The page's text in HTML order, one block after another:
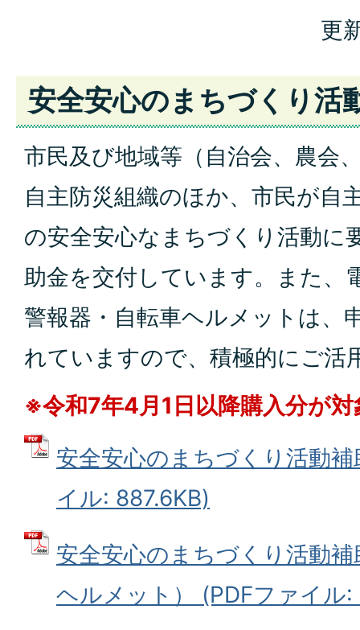
更
安全安心のまちづくり活
市民及び地域等（自治会、農会
自主防災組織のほか、市民が自
の安全安心なまちづくり活動に
助金を交付しています。また、
警報器・自転車ヘルメットは、
れていますので、積極的にご活
※令和7年4月1日以降購入分が
安全安心のまちづくり活動
イル: 887.6KB)
安全安心のまちづくり活動
ヘルメット） (PDFファイル: